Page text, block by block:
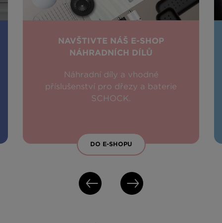
NAVŠTIVTE NÁŠ E-SHOP
NÁHRADNÍCH DÍLŮ
Náhradní díly a vhodné
příslušenství pro dřezy a baterie
SCHOCK.
DO E-SHOPU